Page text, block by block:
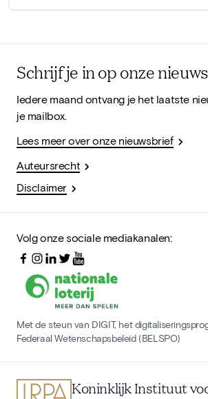
Schrijf je in op onze
Iedere maand ontvang je het laatste
je mailbox.
Lees meer over onze nieuwsbrief
Auteursrecht
Disclaimer
Volg onze sociale mediakanalen:
Met de steun van DIGIT, het
Federaal Wetenschapsbeleid (BELSPO)
Koninklijk Instituut